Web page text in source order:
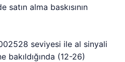
satın alma baskısının
seviyesi ile al sinyali
bakıldığında (12-26)